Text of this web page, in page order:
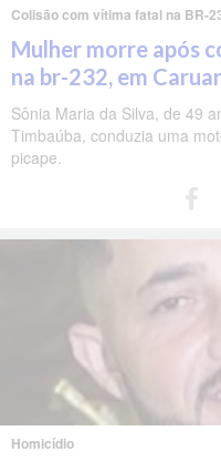
Colisão com vítima fatal na BR-
Mulher morre após
na br-232, em
Sônia Maria da Silva, de 49
Timbaúba, conduzia uma
picape.
Homicídio